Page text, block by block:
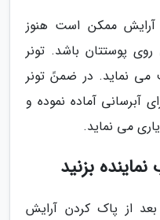
آرایش ممکن است هنوز
روی پوستتان باشد. تونر
می نماید. در ضمنً تونر
آبرسانی آماده نموده و
می نماید.
بزنید
بعد از پاک کردن آرایش